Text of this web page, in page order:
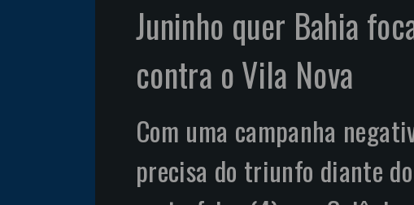
Juninho quer Bahia
contra o Vila Nova
Com uma campanha
precisa do triunfo diante